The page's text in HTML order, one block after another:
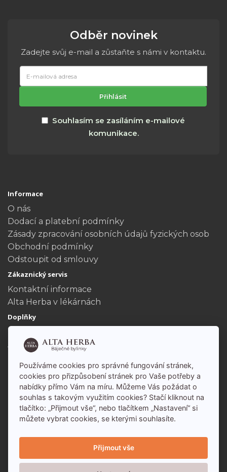
Odběr novinek
Zadejte svůj e-mail a zůstaňte s námi v kontaktu.
mailová
adresa
Přihlásit
Souhlasím se zasíláním e-mailové
komunikace.
Informace
O nás
Dodací a platební podmínky
Zásady zpracování osobních údajů fyzických osob
Obchodní podmínky
Odstoupit od smlouvy
Zákaznický servis
Kontaktní informace
Alta Herba v lékárnách
Doplňky
Dárkové poukazy
Akční nabídka
Můj účet
Historie objednávek
Používáme cookies pro správné fungování stránek,
cookies pro přizpůsobení stránek pro Vaše potřeby a
nabídky přímo Vám na míru. Můžeme Vás požádat o
souhlas s takovým využitím cookies? Stačí kliknout na
tlačítko: „Přijmout vše“, nebo tlačítkem „Nastavení“ si
můžete vybrat cookies, se kterými souhlasíte.
Přijmout vše